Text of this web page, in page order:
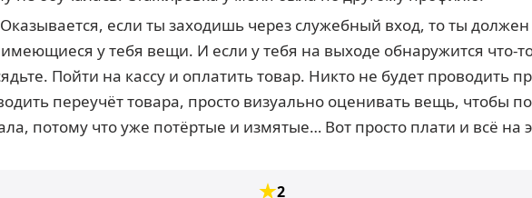
если ты заходишь через служебный вход, то ты
у тебя вещи. И если у тебя на выходе обнаружится что-
Пойти на кассу и оплатить товар. Никто не будет проводить
переучёт товара, просто визуально оценивать вещь, чтобы
потому что уже потёртые и измятые… Вот просто плати и всё на
2